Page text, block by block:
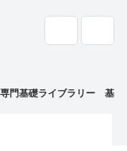
検索
材
専門基礎ライブラリー 基